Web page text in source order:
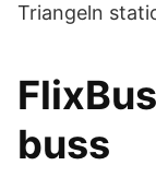
Triangeln
buss